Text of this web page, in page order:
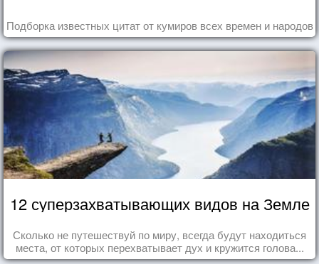
Подборка известных цитат от кумиров всех времен и народов
12 суперзахватывающих видов на Земле
Сколько не путешествуй по миру, всегда будут находиться
места, от которых перехватывает дух и кружится голова...